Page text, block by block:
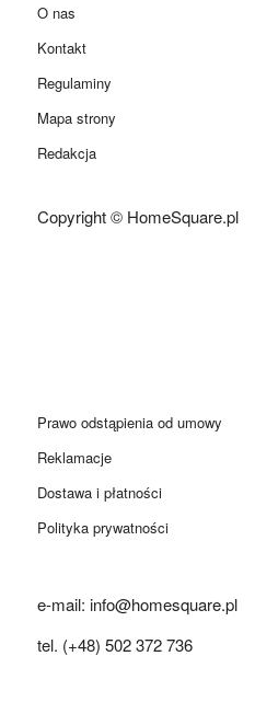
O nas
Kontakt
Regulaminy
Mapa strony
Redakcja
Copyright © HomeSquare.pl
Prawo odstąpienia od umowy
Reklamacje
Dostawa i płatności
Polityka prywatności
e-mail: info@homesquare.pl
tel. (+48) 502 372 736